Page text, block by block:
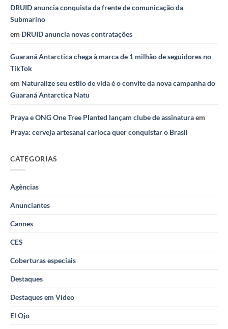
DRUID anuncia conquista da frente de comunicação da
Submarino
em DRUID anuncia novas contratações
Guaraná Antarctica chega à marca de 1 milhão de seguidores no
TikTok
em Naturalize seu estilo de vida é o convite da nova campanha do
Guaraná Antarctica Natu
Praya e ONG One Tree Planted lançam clube de assinaturaem
Praya: cerveja artesanal carioca quer conquistar o Brasil
CATEGORIAS
Agências
Anunciantes
Cannes
CES
Coberturas especiais
Destaques
Destaques em Vídeo
El Ojo